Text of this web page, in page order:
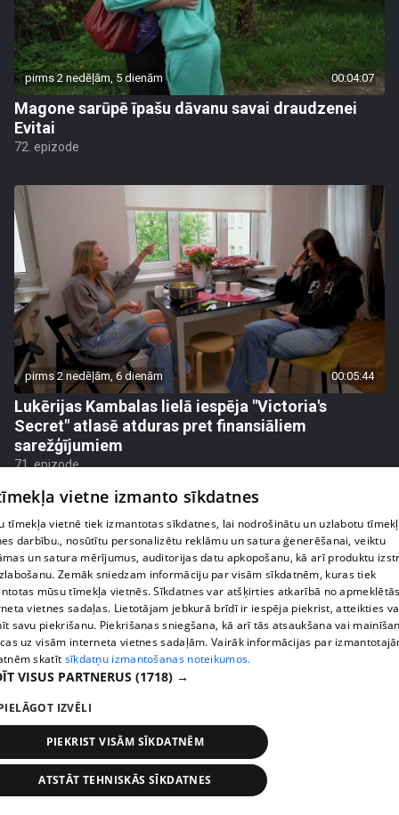
pirms 2 nedēļām, 5 dienām 00:04:07
Magone sarūpē īpašu dāvanu savai draudzenei
Evitai
72. epizode
pirms 2 nedēļām, 6 dienām 00:05:44
Lukērijas Kambalas lielā iespēja "Victoria's
Secret" atlasē atduras pret finansiāliem
sarežģījumiem
71. epizode
Margarita Kolosova atklāti par dronu radīto
nedrošības sajūtu Latgalē
72. epizode
vietne izmanto sīkdatnes
tīmekļa vietnē tiek izmantotas sīkdatnes, lai nodrošinātu un uzlabotu
darbību., nosūtītu personalizētu reklāmu un satura ģenerēšanai, veiktu
un satura mērījumus, auditorijas datu apkopošanu, kā arī produktu
Zemāk sniedzam informāciju par visām sīkdatnēm, kuras tiek
mūsu tīmekļa vietnēs. Sīkdatnes var atšķirties atkarībā no
vietnes sadaļas. Lietotājam jebkurā brīdī ir iespēja piekrist, atteikties
savu piekrišanu. Piekrišanas sniegšana, kā arī tās atsaukšana vai
uz visām interneta vietnes sadaļām. Vairāk informācijas par
skatīt sīkdatņu izmantošanas noteikumos.
VISUS PARTNERUS (1718) →
IZVĒLI
PIEKRIST VISĀM SĪKDATNĒM
ATSTĀT TEHNISKĀS SĪKDATNES